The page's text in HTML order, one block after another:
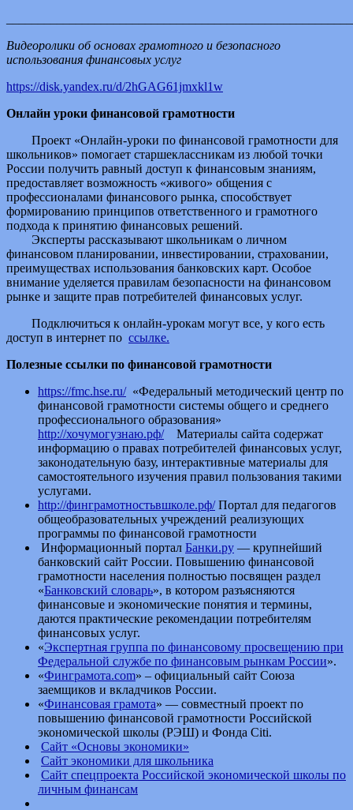
Видеоролики об основах грамотного и безопасного
использования финансовых услуг
https://disk.yandex.ru/d/2hGAG61jmxkl1w
Онлайн уроки финансовой грамотности
Проект «Онлайн-уроки по финансовой грамотности для
школьников» помогает старшеклассникам из любой точки
России получить равный доступ к финансовым знаниям,
предоставляет возможность «живого» общения с
профессионалами финансового рынка, способствует
формированию принципов ответственного и грамотного
подхода к принятию финансовых решений.
Эксперты рассказывают школьникам о личном
финансовом планировании, инвестировании, страховании,
преимуществах использования банковских карт. Особое
внимание уделяется правилам безопасности на финансовом
рынке и защите прав потребителей финансовых услуг.
Подключиться к онлайн-урокам могут все, у кого есть
доступ в интернет по ссылке.
Полезные ссылки по финансовой грамотности
https://fmc.hse.ru/«Федеральный методический центр по
финансовой грамотности системы общего и среднего
профессионального образования»
http://хочумогузнаю.рф/Материалы сайта содержат
информацию о правах потребителей финансовых услуг,
законодательную базу, интерактивные материалы для
самостоятельного изучения правил пользования такими
услугами.
http://финграмотностьвшколе.рф/Портал для педагогов
общеобразовательных учреждений реализующих
программы по финансовой грамотности
Информационный портал Банки.ру — крупнейший
банковский сайт России. Повышению финансовой
грамотности населения полностью посвящен раздел
«Банковский словарь», в котором разъясняются
финансовые и экономические понятия и термины,
даются практические рекомендации потребителям
финансовых услуг.
«Экспертная группа по финансовому просвещению при
Федеральной службе по финансовым рынкам России».
«Финграмота.com» – официальный сайт Союза
заемщиков и вкладчиков России.
«Финансовая грамота» — совместный проект по
повышению финансовой грамотности Российской
экономической школы (РЭШ) и Фонда Citi.
Cайт «Основы экономики»
Cайт экономики для школьника
Cайт спецпроекта Российской экономической школы по
личным финансам